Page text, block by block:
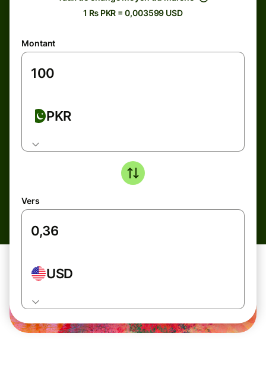
1 ₨ PKR = 0,003599 USD
Montant
PKR
Vers
USD